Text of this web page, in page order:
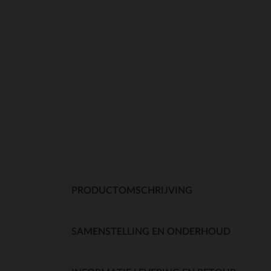
PRODUCTOMSCHRIJVING
SAMENSTELLING EN ONDERHOUD